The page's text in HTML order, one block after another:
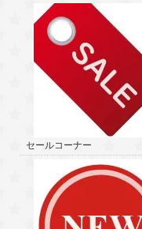
セールコーナー